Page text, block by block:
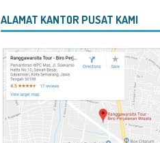
ALAMAT KANTOR PUSAT KAMI